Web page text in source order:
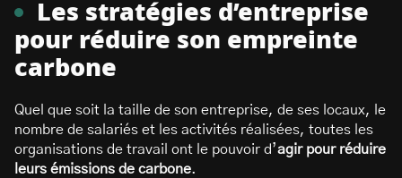
Les stratégies d’entreprise
pour réduire son empreinte
carbone
Quel que soit la taille de son entreprise, de ses locaux, le
nombre de salariés et les activités réalisées, toutes les
organisations de travail ont le pouvoir d’agir pour réduire
leurs émissions de carbone.